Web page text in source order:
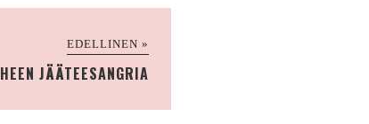
EDELLINEN »
JÄÄTEESANGRIA